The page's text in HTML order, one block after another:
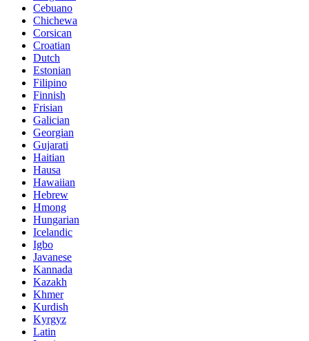
Cebuano
Chichewa
Corsican
Croatian
Dutch
Estonian
Filipino
Finnish
Frisian
Galician
Georgian
Gujarati
Haitian
Hausa
Hawaiian
Hebrew
Hmong
Hungarian
Icelandic
Igbo
Javanese
Kannada
Kazakh
Khmer
Kurdish
Kyrgyz
Latin